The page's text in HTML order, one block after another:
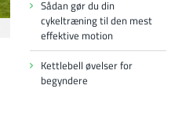
Sådan gør du din
cykeltræning til den mest
effektive motion
Kettlebell øvelser for
begyndere